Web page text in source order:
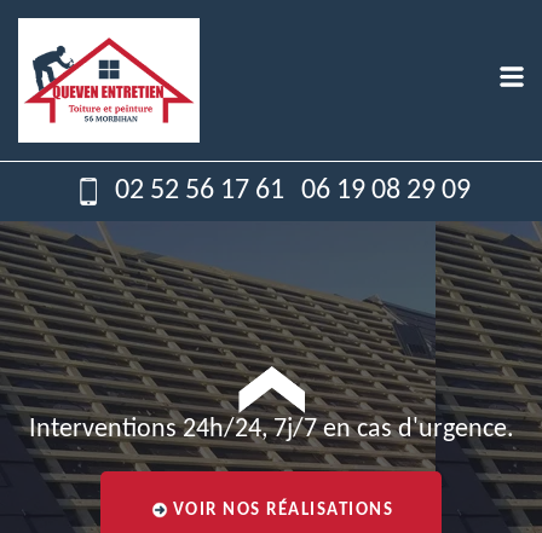
02 52 56 17 61 06 19 08 29 09
Interventions 24h/24, 7j/7 en cas d'urgence.
VOIR NOS RÉALISATIONS